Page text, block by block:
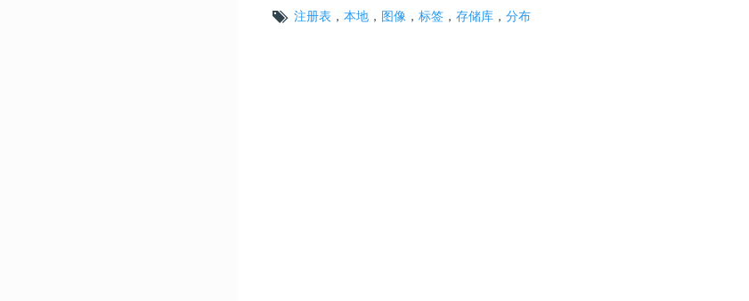
注册表 ， 本地 ， 图像 ， 标签 ， 存储库 ， 分布